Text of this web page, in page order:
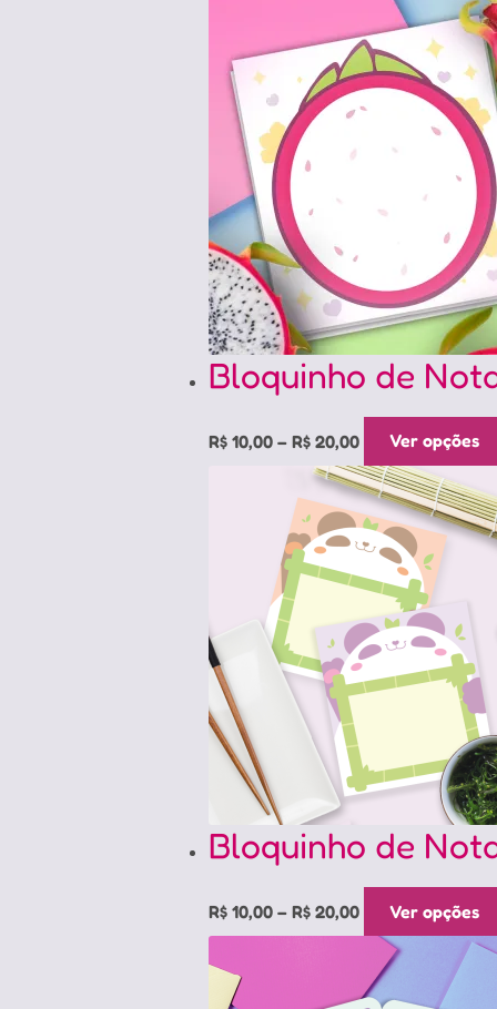
R$ 10,00
through
R$ 20,00
Bloquinho de
R$ 10,00 – R$ 20,00
R$ 10,00
through
R$ 20,00
Ver opções
Bloquinho de
R$ 10,00 – R$ 20,00
range:
R$ 10,00
through
Ver opções